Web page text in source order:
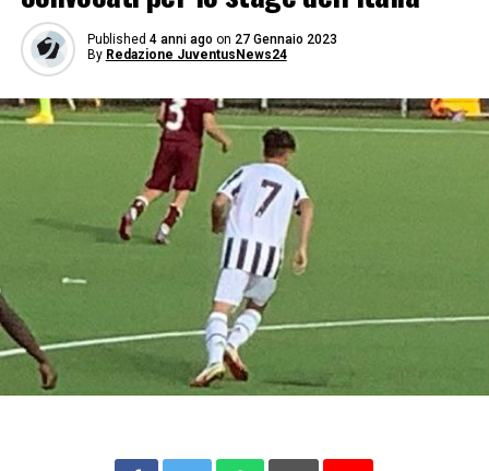
Published 4 anni ago on 27 Gennaio 2023
By Redazione JuventusNews24